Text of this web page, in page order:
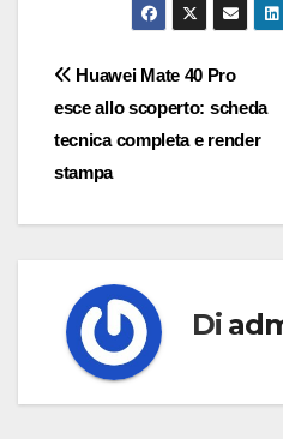
Navigazione
articoli
Huawei Mate 40 Pro
esce allo scoperto: scheda
tecnica completa e render
stampa
Di